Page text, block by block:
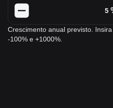
Crescimento anual previsto.
-100% e +1000%.